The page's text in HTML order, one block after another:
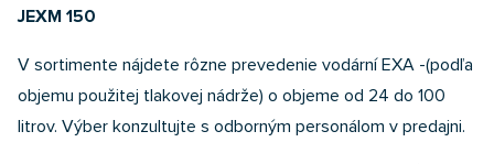
JEXM 150
V sortimente nájdete rôzne prevedenie vodární EXA -(podľa
objemu použitej tlakovej nádrže) o objeme od 24 do 100
litrov. Výber konzultujte s odborným personálom v predajni.